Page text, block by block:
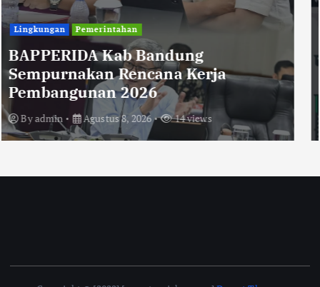
Uncategorized
Diberitakan Tanpa Konfirmasi,
Satresnarkoba Polres Cimahi dan
Yayasan Ultra Jadi Korban Narasi
Sepihak
Byadmin Agustus 8, 2026 14 views